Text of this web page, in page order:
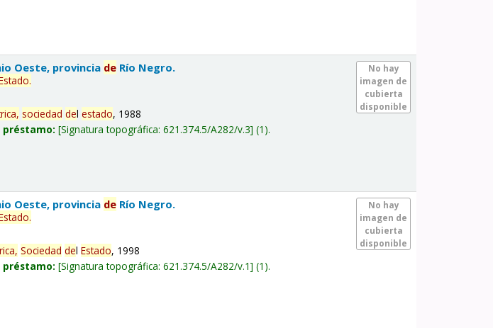
No hay
imagen de
cubierta
disponible
Oeste, provincia de Río Negro.
.
sociedad delestado, 1988
préstamo: Signatura topográfica:621.374.5/A282/v.3 (1).
No hay
imagen de
cubierta
disponible
Oeste, provincia de Río Negro.
.
Sociedad delEstado, 1998
préstamo: Signatura topográfica:621.374.5/A282/v.1 (1).